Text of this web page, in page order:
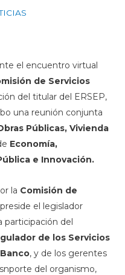
el encuentro virtual
de Servicios
del titular del ERSEP,
una reunión conjunta
Públicas, Vivienda
Economía,
e Innovación.
la Comisión de
el legislador
participación del
de los Servicios
, y de los gerentes
del organismo,